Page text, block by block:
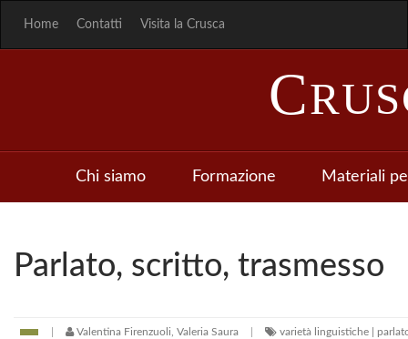
Home Contatti Visita la Crusca
C
Chi siamo Formazione Materiali
Parlato, scritto, trasmesso
Valentina Firenzuoli, Valeria Saura varietà linguistiche |